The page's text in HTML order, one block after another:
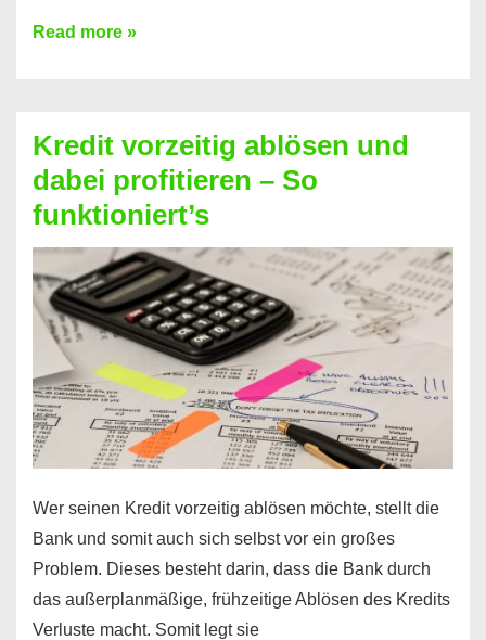
Ganz
Kredit
berechnen
–
Mit
diesen
Regeln!
Read more »
Kredit vorzeitig ablösen und
dabei profitieren – So
funktioniert’s
Wer seinen Kredit vorzeitig ablösen möchte, stellt die
Bank und somit auch sich selbst vor ein großes
Problem. Dieses besteht darin, dass die Bank durch
das außerplanmäßige, frühzeitige Ablösen des Kredits
Verluste macht. Somit legt sie